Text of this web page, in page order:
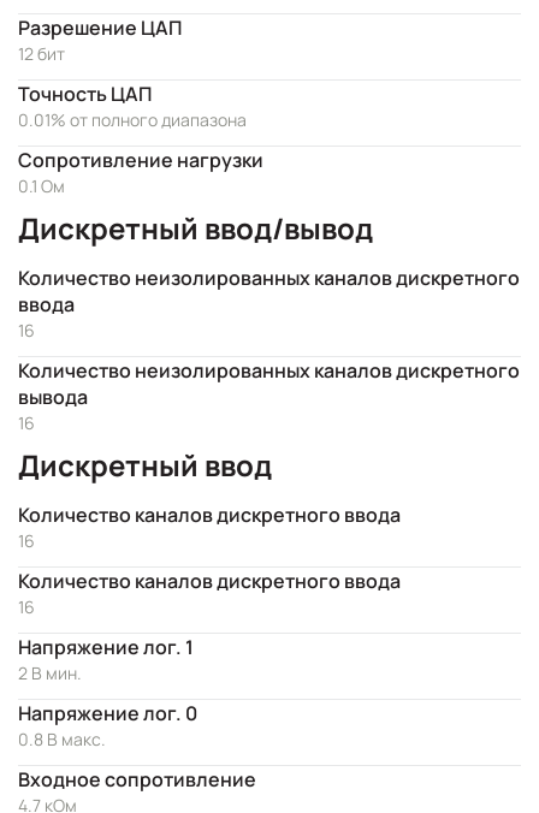
Разрешение ЦАП
12 бит
Точность ЦАП
0.01% от полного диапазона
Сопротивление нагрузки
0.1 Ом
Дискретный ввод/вывод
Количество неизолированных каналов дискретного
ввода
16
Количество неизолированных каналов дискретного
вывода
16
Дискретный ввод
Количество каналов дискретного ввода
16
Количество каналов дискретного ввода
16
Напряжение лог. 1
2 В мин.
Напряжение лог. 0
0.8 В макс.
Входное сопротивление
4.7 кОм